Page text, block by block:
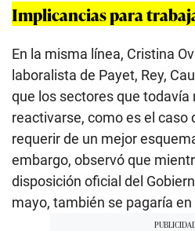
Implicancias para
En la misma línea, Cristina
laboralista de Payet, Rey,
que los sectores que todavía
reactivarse, como es el caso
requerir de un mejor
embargo, observó que
disposición oficial del
mayo, también se pagaría